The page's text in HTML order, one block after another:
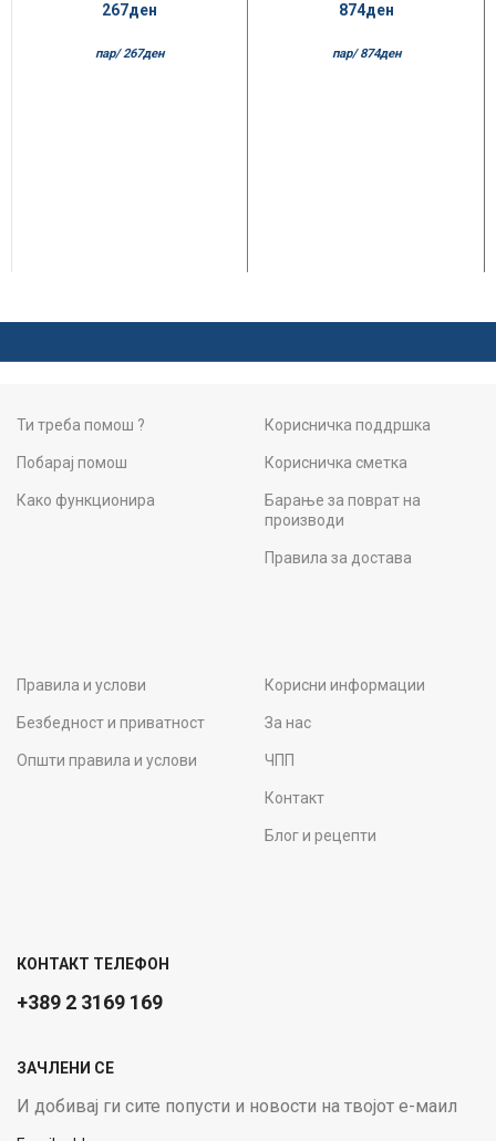
267ден
пар/ 267ден
874ден
пар/ 874ден
Ти треба помош ?
Побарај помош
Како функционира
Корисничка поддршка
Корисничка сметка
Барање за поврат на
производи
Правила за достава
Правила и услови
Безбедност и приватност
Општи правила и услови
Корисни информации
За нас
ЧПП
Контакт
Блог и рецепти
КОНТАКТ ТЕЛЕФОН
+389 2 3169 169
ЗАЧЛЕНИ СЕ
И добивај ги сите попусти и новости на твојот е-маил